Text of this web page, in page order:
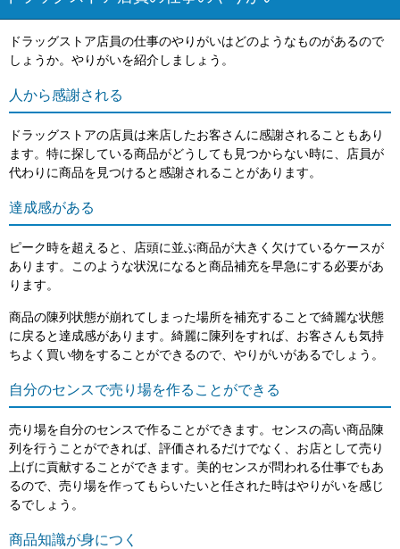
ドラッグストア店員の仕事のやりがいはどのようなものがあるので
しょうか。やりがいを紹介しましょう。
人から感謝される
ドラッグストアの店員は来店したお客さんに感謝されることもあり
ます。特に探している商品がどうしても見つからない時に、店員が
代わりに商品を見つけると感謝されることがあります。
達成感がある
ピーク時を超えると、店頭に並ぶ商品が大きく欠けているケースが
あります。このような状況になると商品補充を早急にする必要があ
ります。
商品の陳列状態が崩れてしまった場所を補充することで綺麗な状態
に戻ると達成感があります。綺麗に陳列をすれば、お客さんも気持
ちよく買い物をすることができるので、やりがいがあるでしょう。
自分のセンスで売り場を作ることができる
売り場を自分のセンスで作ることができます。センスの高い商品陳
列を行うことができれば、評価されるだけでなく、お店として売り
上げに貢献することができます。美的センスが問われる仕事でもあ
るので、売り場を作ってもらいたいと任された時はやりがいを感じ
るでしょう。
商品知識が身につく